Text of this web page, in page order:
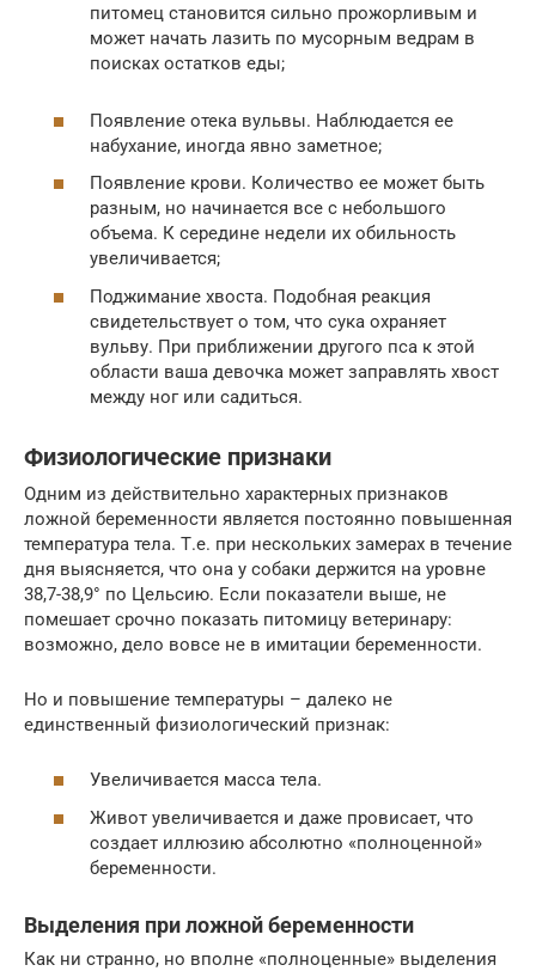
питомец становится сильно прожорливым и
может начать лазить по мусорным ведрам в
поисках остатков еды;
Появление отека вульвы. Наблюдается ее
набухание, иногда явно заметное;
Появление крови. Количество ее может быть
разным, но начинается все с небольшого
объема. К середине недели их обильность
увеличивается;
Поджимание хвоста. Подобная реакция
свидетельствует о том, что сука охраняет
вульву. При приближении другого пса к этой
области ваша девочка может заправлять хвост
между ног или садиться.
Физиологические признаки
Одним из действительно характерных признаков
ложной беременности является постоянно повышенная
температура тела. Т.е. при нескольких замерах в течение
дня выясняется, что она у собаки держится на уровне
38,7-38,9° по Цельсию. Если показатели выше, не
помешает срочно показать питомицу ветеринару:
возможно, дело вовсе не в имитации беременности.
Но и повышение температуры – далеко не
единственный физиологический признак:
Увеличивается масса тела.
Живот увеличивается и даже провисает, что
создает иллюзию абсолютно «полноценной»
беременности.
Выделения при ложной беременности
Как ни странно, но вполне «полноценные» выделения